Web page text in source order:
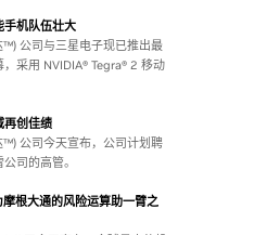
手机队伍壮大
公司与三星电子现已推出最
采用 NVIDIA® Tegra® 2 移动
再创佳绩
公司今天宣布，公司计划聘
司的高管。
根大通的风险运算助一臂之